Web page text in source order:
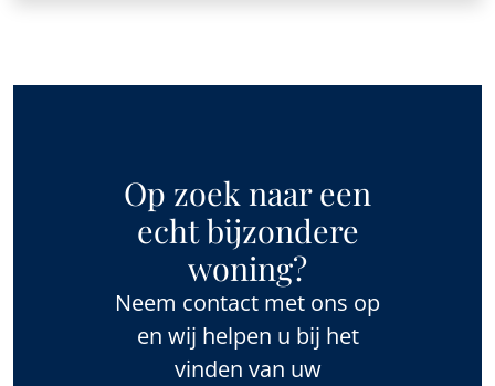
Op zoek naar een
echt bijzondere
woning?
Neem contact met ons op
en wij helpen u bij het
vinden van uw